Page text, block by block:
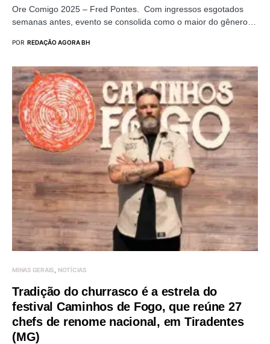
Ore Comigo 2025 – Fred Pontes. Com ingressos esgotados
semanas antes, evento se consolida como o maior do gênero…
POR REDAÇÃO AGORA BH
MINAS GERAIS NOTÍCIAS
Tradição do churrasco é a estrela do
festival Caminhos de Fogo, que reúne 27
chefs de renome nacional, em Tiradentes
(MG)